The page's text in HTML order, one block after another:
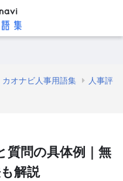
カオナビ人事用語集
人事評
質問の具体例｜無
解説